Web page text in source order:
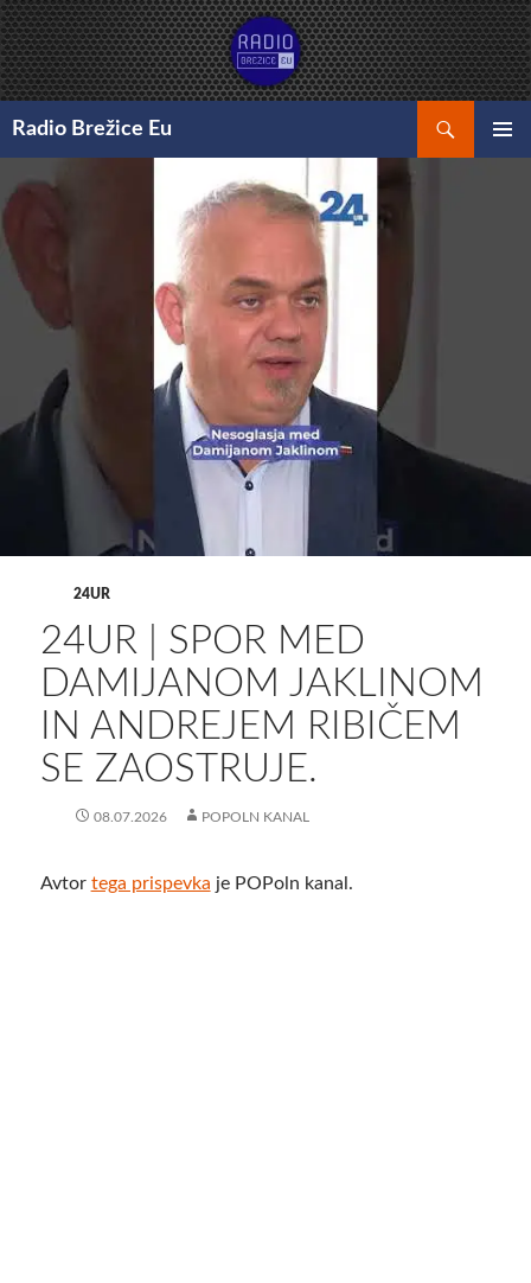
Preskoči
na
vsebino
Radio Brežice Eu
24UR
24UR | SPOR MED
DAMIJANOM JAKLINOM
IN ANDREJEM RIBIČEM
SE ZAOSTRUJE.
08.07.2026 POPOLN KANAL
Avtor tega prispevka je POPoln kanal.